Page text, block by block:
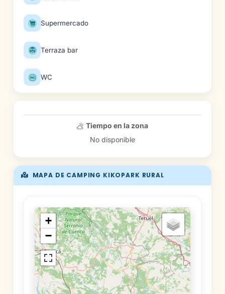
Supermercado
Terraza bar
WC
MAPA DE CAMPING KIKOPARK RURAL
+
−
Tiempo en la zona
No disponible